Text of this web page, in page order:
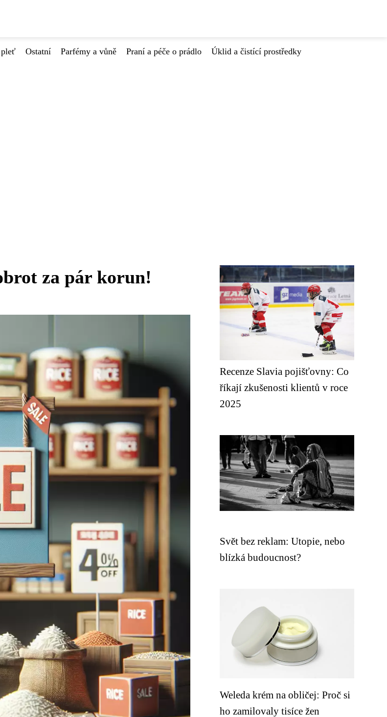
pleť Ostatní Parfémy a vůně Praní a péče o prádlo
Úklid a čistící prostředky
za pár korun!
Recenze Slavia pojišťovny: Co
říkají zkušenosti klientů v roce
2025
Svět bez reklam: Utopie, nebo
blízká budoucnost?
Weleda krém na obličej: Proč si
ho zamilovaly tisíce žen